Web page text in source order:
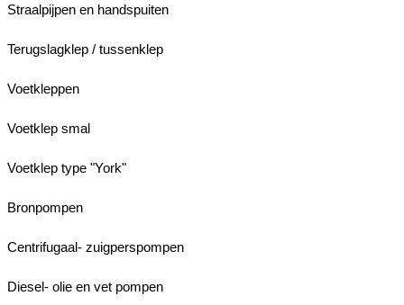
Straalpijpen en handspuiten
Terugslagklep / tussenklep
Voetkleppen
Voetklep smal
Voetklep type "York"
Bronpompen
Centrifugaal- zuigperspompen
Diesel- olie en vet pompen